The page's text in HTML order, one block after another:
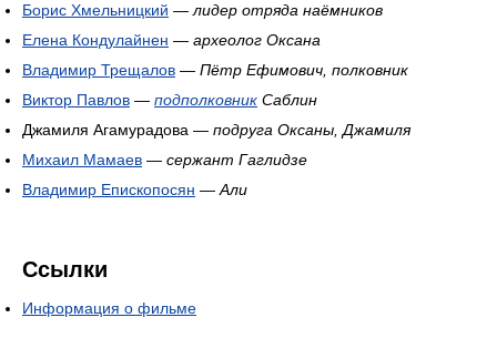
Борис Хмельницкий — лидер отряда наёмников
Елена Кондулайнен — археолог Оксана
Владимир Трещалов — Пётр Ефимович, полковник
Виктор Павлов — подполковник Саблин
Джамиля Агамурадова — подруга Оксаны, Джамиля
Михаил Мамаев — сержант Гаглидзе
Владимир Епископосян — Али
Ссылки
Информация о фильме